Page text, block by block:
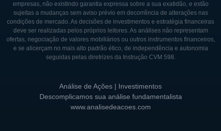
empresas, não existindo garantia expressa sobre a sua exatidão, e estão
sujeitas a mudanças sem aviso prévio em decorrência de alterações nas
condições de mercado. As decisões de investimentos e estratégia financeiras
deve ser realizadas pelos próprios leitores. As análises não representam
ofertas, negociação de valores mobiliários ou outros instrumentos financeiros,
e se alicerçam no mais alto padrão ético, de independência e autonomia
seguidas pelas diretrizes da Instrução CVM 598.
Análise de Ações | Investimentos
Descomplicamos sua análise fundamentalista
www.analisedeacoes.com